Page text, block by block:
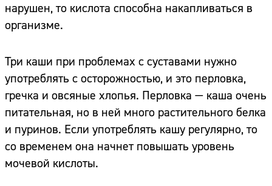
нарушен, то кислота способна накапливаться в
организме.
Три каши при проблемах с суставами нужно
употреблять с осторожностью, и это перловка,
гречка и овсяные хлопья. Перловка — каша очень
питательная, но в ней много растительного белка
и пуринов. Если употреблять кашу регулярно, то
со временем она начнет повышать уровень
мочевой кислоты.